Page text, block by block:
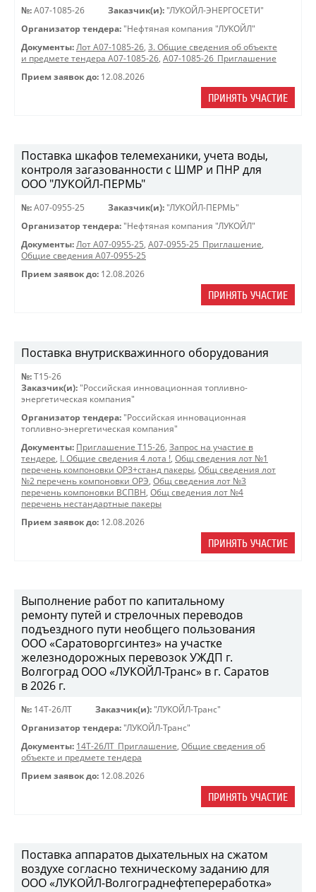
№: A07-1085-26 Заказчик(и): "ЛУКОЙЛ-ЭНЕРГОСЕТИ"
Организатор тендера: "Нефтяная компания "ЛУКОЙЛ"
Документы: Лот A07-1085-26, 3. Общие сведения об объекте
и предмете тендера A07-1085-26, A07-1085-26_Приглашение
Прием заявок до: 12.08.2026
ПРИНЯТЬ УЧАСТИЕ
Поставка шкафов телемеханики, учета воды,
контроля загазованности с ШМР и ПНР для
ООО "ЛУКОЙЛ-ПЕРМЬ"
№: A07-0955-25 Заказчик(и): "ЛУКОЙЛ-ПЕРМЬ"
Организатор тендера: "Нефтяная компания "ЛУКОЙЛ"
Документы: Лот A07-0955-25, A07-0955-25_Приглашение,
Общие сведения A07-0955-25
Прием заявок до: 12.08.2026
ПРИНЯТЬ УЧАСТИЕ
Поставка внутрискважинного оборудования
№: Т15-26
Заказчик(и): "Российская инновационная топливно-
энергетическая компания"
Организатор тендера: "Российская инновационная
топливно-энергетическая компания"
Документы: Приглашение Т15-26, Запрос на участие в
тендере, I. Общие сведения 4 лота !, Общ сведения лот №1
перечень компоновки ОРЗ+станд пакеры, Общ сведения лот
№2 перечень компоновки ОРЭ, Общ сведения лот №3
перечень компоновки ВСПВН, Общ сведения лот №4
перечень нестандартные пакеры
Прием заявок до: 12.08.2026
ПРИНЯТЬ УЧАСТИЕ
Выполнение работ по капитальному
ремонту путей и стрелочных переводов
подъездного пути необщего пользования
ООО «Саратоворгсинтез» на участке
железнодорожных перевозок УЖДП г.
Волгоград ООО «ЛУКОЙЛ-Транс» в г. Саратов
в 2026 г.
№: 14Т-26ЛТ Заказчик(и): "ЛУКОЙЛ-Транс"
Организатор тендера: "ЛУКОЙЛ-Транс"
Документы: 14Т-26ЛТ_Приглашение, Общие сведения об
объекте и предмете тендера
Прием заявок до: 12.08.2026
ПРИНЯТЬ УЧАСТИЕ
Поставка аппаратов дыхательных на сжатом
воздухе согласно техническому заданию для
ООО «ЛУКОЙЛ-Волгограднефтепереработка»